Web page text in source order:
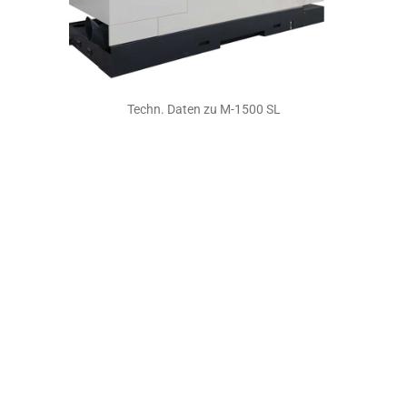
Techn. Daten zu M-1500 SL